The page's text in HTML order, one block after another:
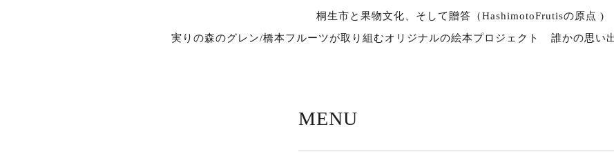
桐生市と果物文化、そして贈答（HashimotoFrutisの原点 )
実りの森のグレン/橋本フルーツが取り組むオリジナルの絵本プロジェクト
誰かの思い
MENU